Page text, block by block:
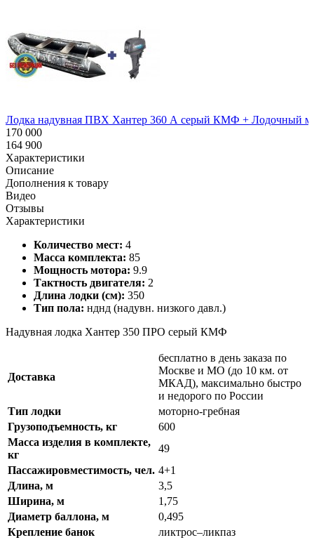
Лодка надувная ПВХ Хантер 360 А серый КМФ + Лодочный
170 000
164 900
Характеристики
Описание
Дополнения к товару
Видео
Отзывы
Характеристики
Количество мест: 4
Масса комплекта: 85
Мощность мотора: 9.9
Тактность двигателя: 2
Длина лодки (см): 350
Тип пола: нднд (надувн. низкого давл.)
Надувная лодка Хантер 350 ПРО серый КМФ
Доставка
бесплатно в день заказа по
Москве и МО (до 10 км. от
МКАД), максимально быстро
и недорого по России
Тип лодки
моторно-гребная
Грузоподъемность, кг
600
Масса изделия в комплекте,
кг
49
Пассажировместимость, чел. 4+1
Длина, м
3,5
Ширина, м
1,75
Диаметр баллона, м
0,495
Крепление банок
ликтрос–ликпаз